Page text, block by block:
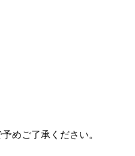
めご了承ください。